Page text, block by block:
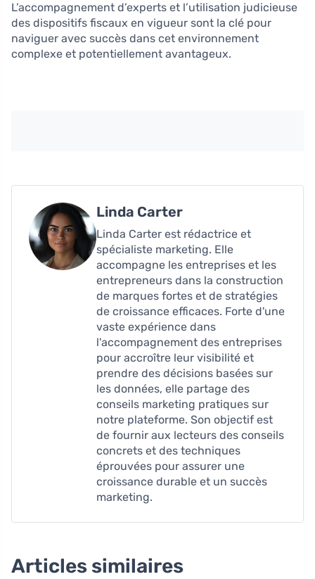
L’accompagnement d’experts et l’utilisation judicieuse
des dispositifs fiscaux en vigueur sont la clé pour
naviguer avec succès dans cet environnement
complexe et potentiellement avantageux.
Linda Carter
Linda Carter est rédactrice et
spécialiste marketing. Elle
accompagne les entreprises et les
entrepreneurs dans la construction
de marques fortes et de stratégies
de croissance efficaces. Forte d'une
vaste expérience dans
l'accompagnement des entreprises
pour accroître leur visibilité et
prendre des décisions basées sur
les données, elle partage des
conseils marketing pratiques sur
notre plateforme. Son objectif est
de fournir aux lecteurs des conseils
concrets et des techniques
éprouvées pour assurer une
croissance durable et un succès
marketing.
Articles similaires